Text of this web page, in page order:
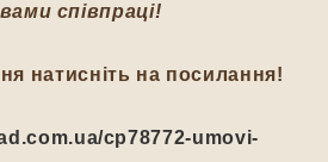
співпраці!
натисніть на посилання!
cp78772-umovi-